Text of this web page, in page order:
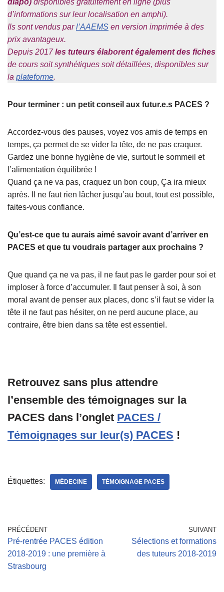
d’informations sur leur localisation en amphi).
Ils sont vendus parl’AAEMS en version imprimée à des
prix avantageux.
Depuis 2017les tuteurs élaborent également des fiches
de cours soit synthétiques soit détaillées, disponibles sur
la plateforme.
Pour terminer : un petit conseil aux futur.e.s PACES ?
Accordez-vous des pauses, voyez vos amis de temps en
temps, ça permet de se vider la tête, de ne pas craquer.
Gardez une bonne hygiène de vie, surtout le sommeil et
l’alimentation équilibrée !
Quand ça ne va pas, craquez un bon coup, Ça ira mieux
après. Il ne faut rien lâcher jusqu’au bout, tout est possible,
faites-vous confiance.
Qu’est-ce que tu aurais aimé savoir avant d’arriver en
PACES et que tu voudrais partager aux prochains ?
Que quand ça ne va pas, il ne faut pas le garder pour soi et
imploser à force d’accumuler. Il faut penser à soi, à son
moral avant de penser aux places, donc s’il faut se vider la
tête il ne faut pas hésiter, on ne perd aucune place, au
contraire, être bien dans sa tête est essentiel.
Retrouvez sans plus attendre
l’ensemble des témoignages sur la
PACES dans l’onglet PACES /
Témoignages sur leur(s) PACES !
Étiquettes: MÉDECINE TÉMOIGNAGE PACES
PRÉCÉDENT
Pré-rentrée PACES édition
2018-2019 : une première à
Strasbourg
SUIVANT
Sélections et formations
des tuteurs 2018-2019